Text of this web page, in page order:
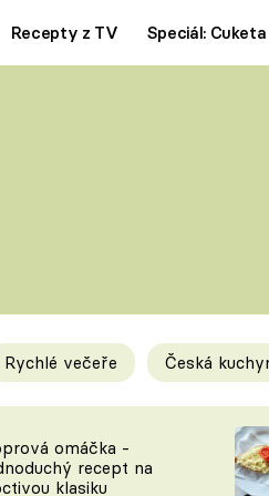
Recepty z TV Speciál: Cuketa
Rychlé večeře Česká
omáčka -
recept na
klasiku